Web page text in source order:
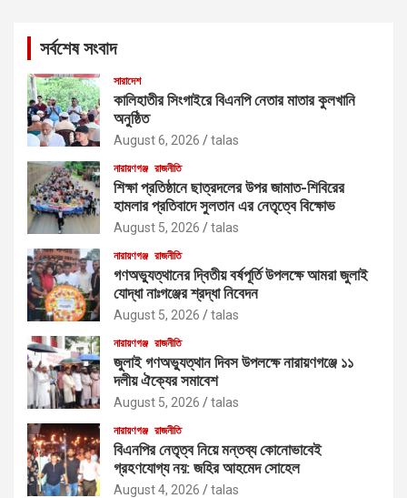
সর্বশেষ সংবাদ
সারাদেশ
কালিহাতীর সিংগাইরে বিএনপি নেতার মাতার কুলখানি
অনুষ্ঠিত
August 6, 2026 talas
নারায়ণগঞ্জ রাজনীতি
শিক্ষা প্রতিষ্ঠানে ছাত্রদলের উপর জামাত-শিবিরের
হামলার প্রতিবাদে সুলতান এর নেতৃত্বে বিক্ষোভ
August 5, 2026 talas
নারায়ণগঞ্জ রাজনীতি
গণঅভ্যুত্থানের দ্বিতীয় বর্ষপূর্তি উপলক্ষে আমরা জুলাই
যোদ্ধা নাঃগঞ্জের শ্রদ্ধা নিবেদন
August 5, 2026 talas
নারায়ণগঞ্জ রাজনীতি
জুলাই গণঅভ্যুত্থান দিবস উপলক্ষে নারায়ণগঞ্জে ১১
দলীয় ঐক্যের সমাবেশ
August 5, 2026 talas
নারায়ণগঞ্জ রাজনীতি
বিএনপির নেতৃত্ব নিয়ে মন্তব্য কোনোভাবেই
গ্রহণযোগ্য নয়: জহির আহমেদ সোহেল
August 4, 2026 talas